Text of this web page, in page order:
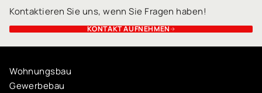
Kontaktieren Sie uns, wenn Sie Fragen haben!
KONTAKT AUFNEHMEN
Wohnungsbau
Gewerbebau